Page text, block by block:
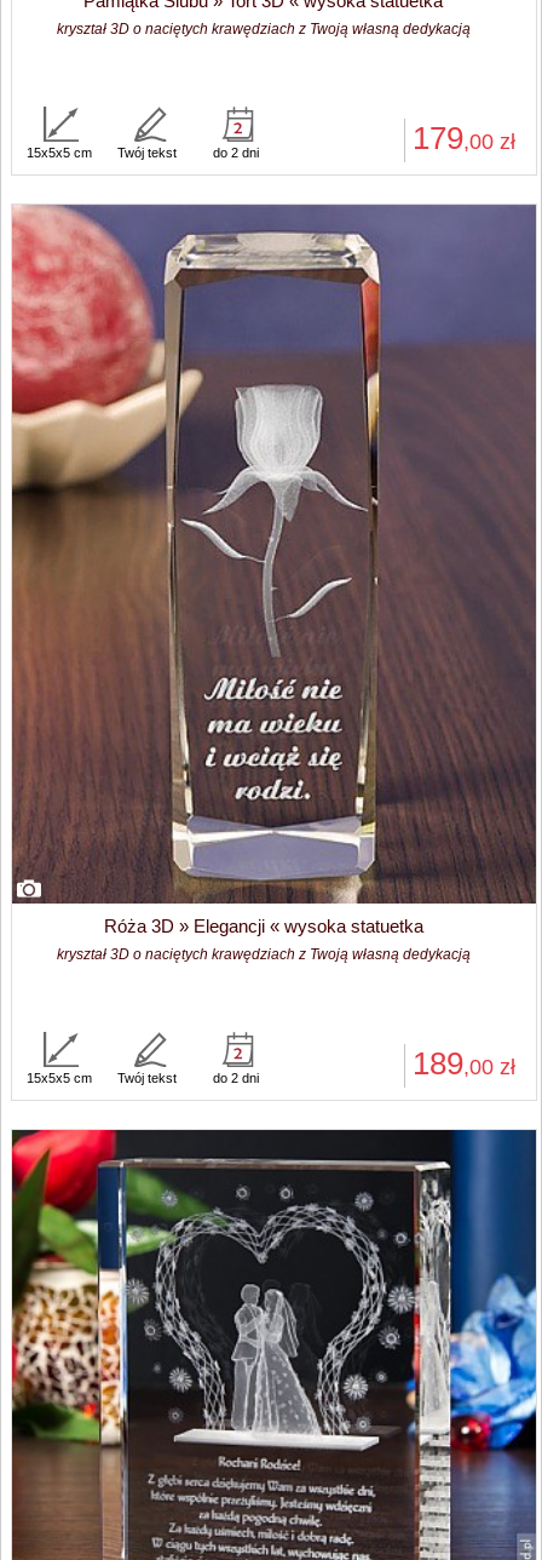
kryształ 3D o naciętych krawędziach z Twoją własną dedykacją
179,00 zł
15x5x5 cm Twój tekst do 2 dni
Róża 3D » Elegancji « wysoka statuetka
kryształ 3D o naciętych krawędziach z Twoją własną dedykacją
189,00 zł
15x5x5 cm Twój tekst do 2 dni